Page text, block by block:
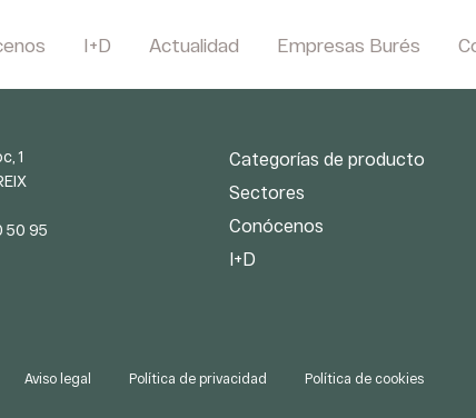
I+D Actualidad Empresas Burés
1
50 95
Categorías de producto
Sectores
Conócenos
I+D
Aviso legal Política de privacidad Política de cookies